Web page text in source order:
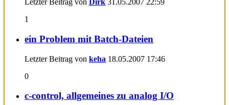
Letzter Beitrag von Dirk 31.05.2007 22:59
1
ein Problem mit Batch-Dateien
Letzter Beitrag von keha 18.05.2007 17:46
0
c-control, allgemeines zu analog I/O